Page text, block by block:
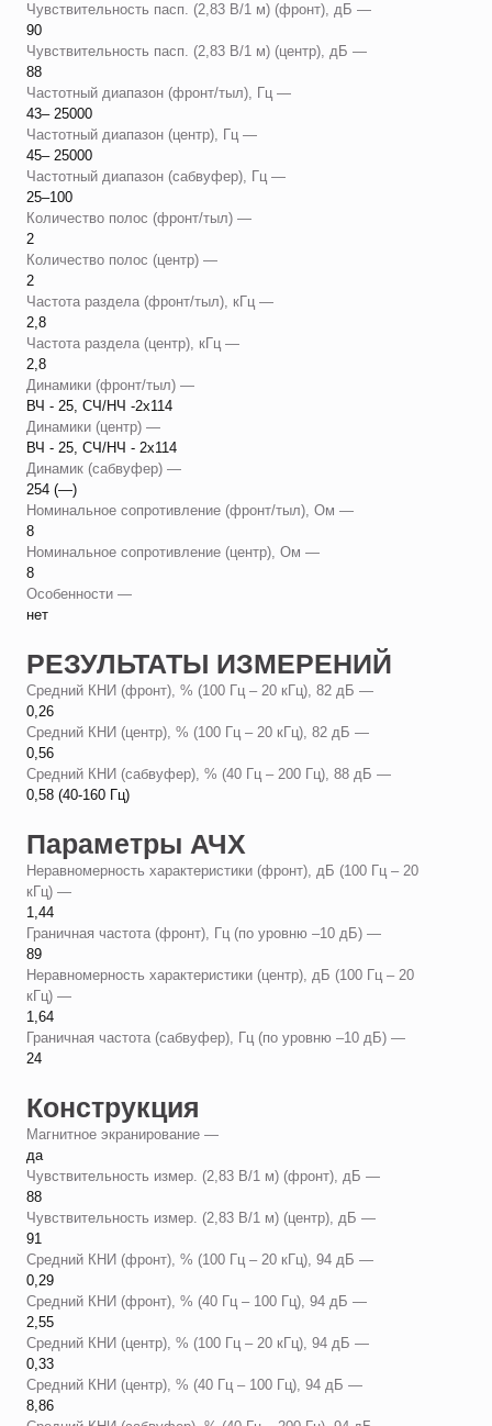
Чувствительность пасп. (2,83 В/1 м) (фронт), дБ —
90
Чувствительность пасп. (2,83 В/1 м) (центр), дБ —
88
Частотный диапазон (фронт/тыл), Гц —
43– 25000
Частотный диапазон (центр), Гц —
45– 25000
Частотный диапазон (сабвуфер), Гц —
25–100
Количество полос (фронт/тыл) —
2
Количество полос (центр) —
2
Частота раздела (фронт/тыл), кГц —
2,8
Частота раздела (центр), кГц —
2,8
Динамики (фронт/тыл) —
ВЧ - 25, СЧ/НЧ -2х114
Динамики (центр) —
ВЧ - 25, СЧ/НЧ - 2х114
Динамик (сабвуфер) —
254 (—)
Номинальное сопротивление (фронт/тыл), Ом —
8
Номинальное сопротивление (центр), Ом —
8
Особенности —
нет
РЕЗУЛЬТАТЫ ИЗМЕРЕНИЙ
Средний КНИ (фронт), % (100 Гц – 20 кГц), 82 дБ —
0,26
Средний КНИ (центр), % (100 Гц – 20 кГц), 82 дБ —
0,56
Средний КНИ (сабвуфер), % (40 Гц – 200 Гц), 88 дБ —
0,58 (40-160 Гц)
Параметры АЧХ
Неравномерность характеристики (фронт), дБ (100 Гц – 20
кГц) —
1,44
Граничная частота (фронт), Гц (по уровню –10 дБ) —
89
Неравномерность характеристики (центр), дБ (100 Гц – 20
кГц) —
1,64
Граничная частота (сабвуфер), Гц (по уровню –10 дБ) —
24
Конструкция
Магнитное экранирование —
да
Чувствительность измер. (2,83 В/1 м) (фронт), дБ —
88
Чувствительность измер. (2,83 В/1 м) (центр), дБ —
91
Средний КНИ (фронт), % (100 Гц – 20 кГц), 94 дБ —
0,29
Средний КНИ (фронт), % (40 Гц – 100 Гц), 94 дБ —
2,55
Средний КНИ (центр), % (100 Гц – 20 кГц), 94 дБ —
0,33
Средний КНИ (центр), % (40 Гц – 100 Гц), 94 дБ —
8,86